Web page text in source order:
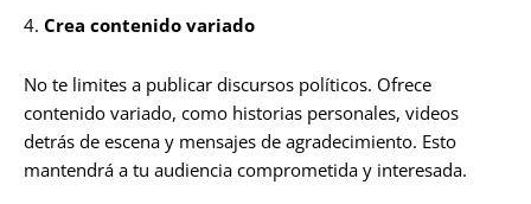
4. Crea contenido variado
No te limites a publicar discursos políticos. Ofrece
contenido variado, como historias personales, videos
detrás de escena y mensajes de agradecimiento. Esto
mantendrá a tu audiencia comprometida y interesada.